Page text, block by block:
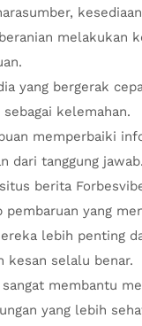
melakukan
yang bergerak
kelemahan.
memperbaiki
dari tanggung jawab.
berita
yang
lebih penting
kesan selalu benar.
membantu
yang lebih